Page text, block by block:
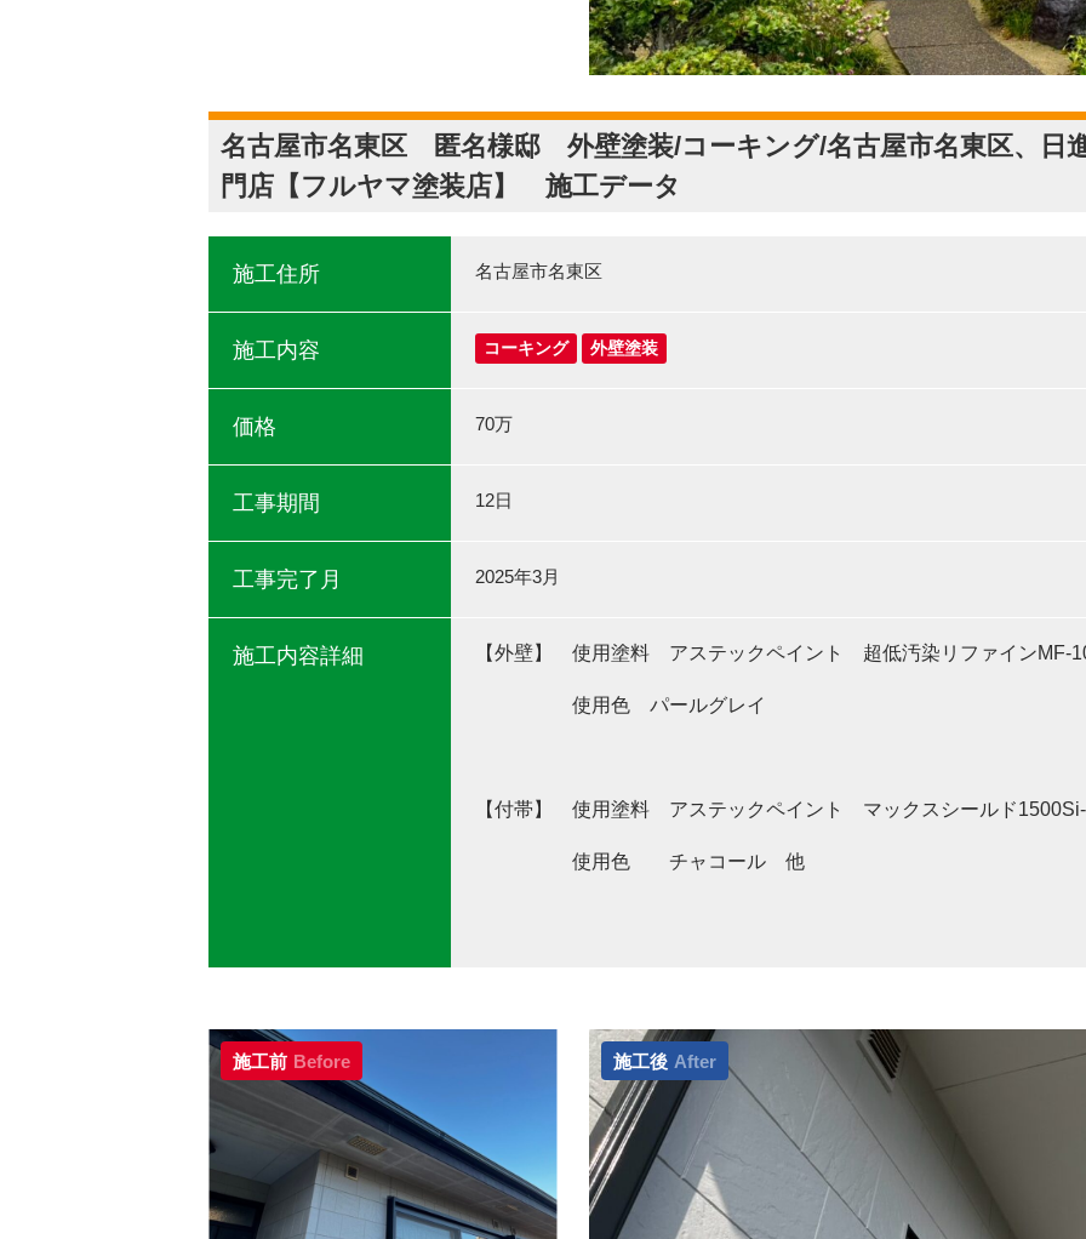
名古屋市名東区 匿名様邸 外壁塗装/コーキング/名古屋市名東区、日
門店【フルヤマ塗装店】 施工データ
施工住所 名古屋市名東区
施工内容 コーキング 外壁塗装
価格 70万
工事期間 12日
工事完了月 2025年3月
施工内容詳細 【外壁】 使用塗料 アステックペイント 超低汚染リファインMF-
使用色 パールグレイ
【付帯】 使用塗料 アステックペイント マックスシールド
使用色 チャコール 他
施工前 Before 施工後 After